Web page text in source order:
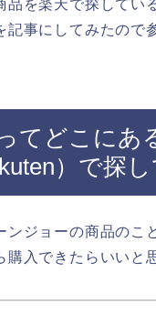
を楽天で探してい
事にしてみたので
てどこにあ
）で探
ンジョーの商品のこ
入できたらいいと